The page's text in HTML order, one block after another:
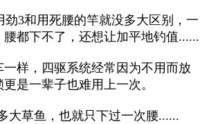
劲3和用死腰的竿就没多大区别，一
都下不了，还想让加平地钓值......
样，四驱系统经常因为不用而放
是一辈子也难用上一次。
大草鱼，也就只下过一次腰......